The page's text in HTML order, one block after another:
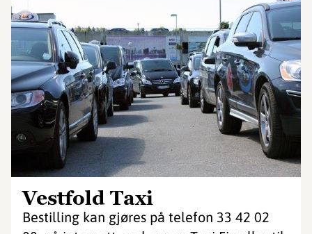
Vestfold Taxi
Bestilling kan gjøres på telefon 33 42 02